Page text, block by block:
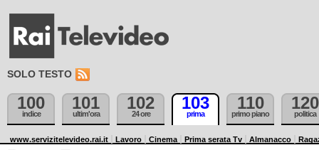
SOLO TESTO
100
indice
101
ultim'ora
102
24 ore
103
prima
110
primo piano
120
politica
www.servizitelevideo.rai.it Lavoro Cinema Prima serata Tv Almanacco